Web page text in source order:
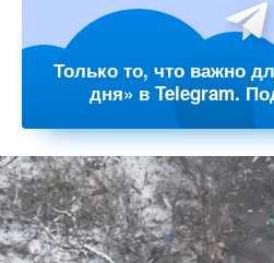
Только то, что важно
дня» в Telegram.